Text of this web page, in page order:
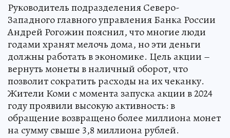
Руководитель подразделения Северо-
Западного главного управления Банка России
Андрей Рогожин пояснил, что многие люди
годами хранят мелочь дома, но эти деньги
должны работать в экономике. Цель акции –
вернуть монеты в наличный оборот, что
позволит сократить расходы на их чеканку.
Жители Коми с момента запуска акции в 2024
году проявили высокую активность: в
обращение возвращено более миллиона монет
на сумму свыше 3,8 миллиона рублей.